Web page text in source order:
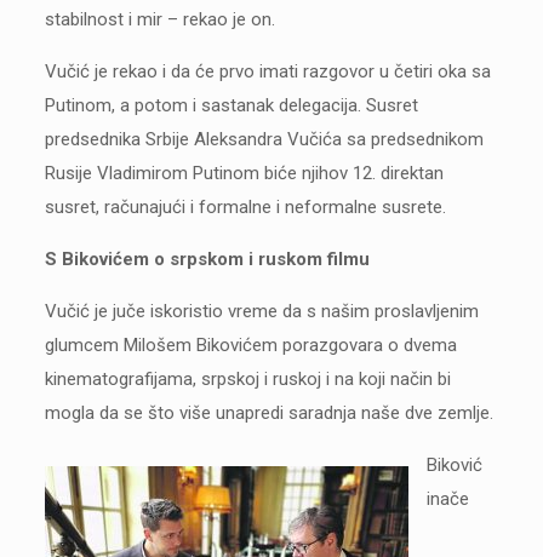
stabilnost i mir – rekao je on.
Vučić je rekao i da će prvo imati razgovor u četiri oka sa
Putinom, a potom i sastanak delegacija. Susret
predsednika Srbije Aleksandra Vučića sa predsednikom
Rusije Vladimirom Putinom biće njihov 12. direktan
susret, računajući i formalne i neformalne susrete.
S Bikovićem o srpskom i ruskom filmu
Vučić je juče iskoristio vreme da s našim proslavljenim
glumcem Milošem Bikovićem porazgovara o dvema
kinematografijama, srpskoj i ruskoj i na koji način bi
mogla da se što više unapredi saradnja naše dve zemlje.
Biković
inače